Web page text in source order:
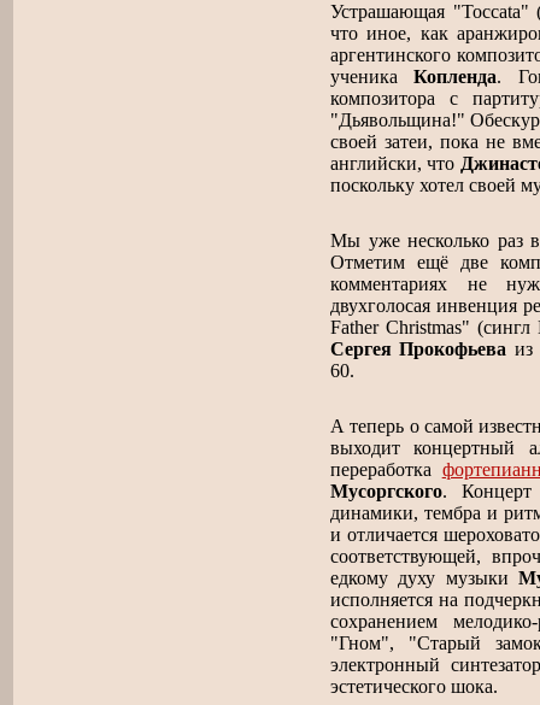
Устрашающая "Toccata"
что иное, как
аргентинского
ученикаКопленда.
композитора с
"Дьявольщина!"
своей затеи, пока не
английски, что
поскольку хотел своей
Мы уже несколько раз
Отметим ещё две
комментариях не
двухголосая инвенция
Father Christmas" (сингл
Сергея Прокофьева из
60.
А теперь о самой
выходит концертный
переработка
Мусоргского. Концерт
динамики, тембра и
и отличается
соответствующей,
едкому духу музыки
исполняется на
сохранением
"Гном", "Старый
электронный
эстетического шока.